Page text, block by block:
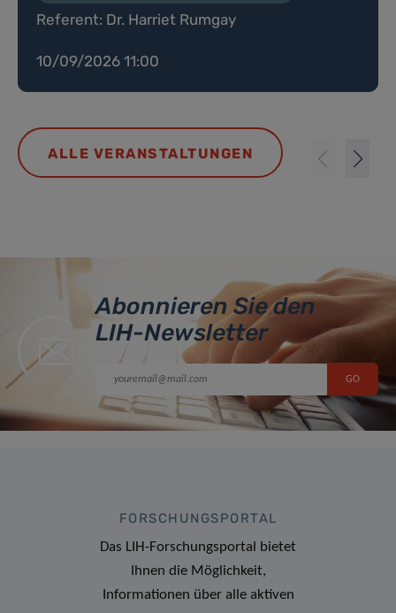
Referent: Dr. Harriet Rumgay
10/09/2026 11:00
ALLE VERANSTALTUNGEN
Abonnieren Sie den
LIH-Newsletter
FORSCHUNGSPORTAL
Das LIH-Forschungsportal bietet
Ihnen die Möglichkeit,
Informationen über alle aktiven